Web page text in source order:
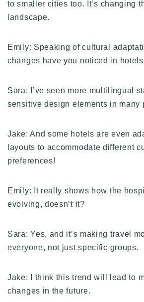
to smaller cities too. It’s changing
landscape.
Emily: Speaking of cultural
changes have you noticed in
Sara: I’ve seen more multilingual
sensitive design elements in many
Jake: And some hotels are even
layouts to accommodate different
preferences!
Emily: It really shows how the
evolving, doesn’t it?
Sara: Yes, and it’s making travel
everyone, not just specific groups.
Jake: I think this trend will lead to
changes in the future.